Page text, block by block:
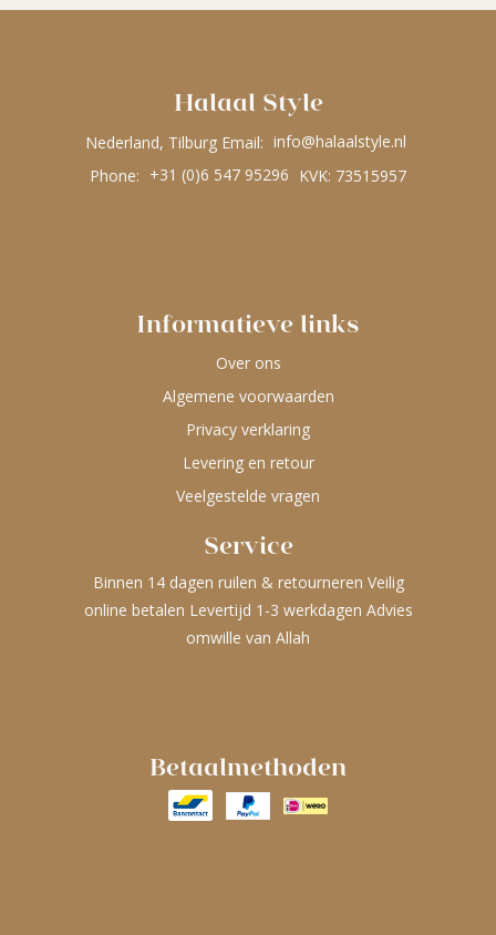
Halaal Style
Nederland, Tilburg Email: info@halaalstyle.nl
Phone: +31 (0)6 547 95296 KVK: 73515957
Informatieve links
Over ons
Algemene voorwaarden
Privacy verklaring
Levering en retour
Veelgestelde vragen
Service
Binnen 14 dagen ruilen & retourneren Veilig
online betalen Levertijd 1-3 werkdagen Advies
omwille van Allah
Betaalmethoden